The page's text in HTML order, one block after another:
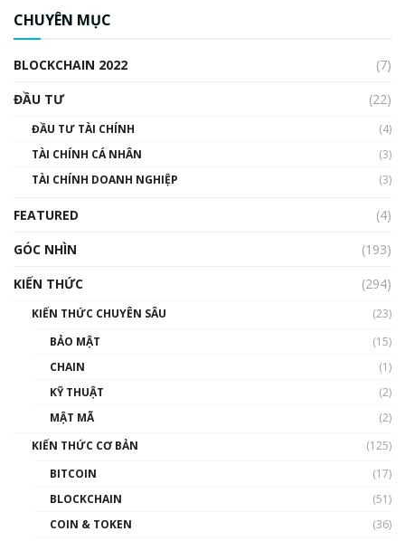
00:02:14
Nhìn lại năm 2022: Những sự kiện ảnh hưởng
đến hệ sinh thái tiền mã hoá | Phổ cập
00:43:47
như thể nào?
00:39:31
CHUYÊN MỤC
BLOCKCHAIN 2022
(7)
ĐẦU TƯ
(22)
ĐẦU TƯ TÀI CHÍNH
(4)
TÀI CHÍNH CÁ NHÂN
(3)
TÀI CHÍNH DOANH NGHIỆP
(3)
FEATURED
(4)
GÓC NHÌN
(193)
KIẾN THỨC
(294)
KIẾN THỨC CHUYÊN SÂU
(23)
BẢO MẬT
(15)
CHAIN
(1)
KỸ THUẬT
(2)
MẬT MÃ
(2)
KIẾN THỨC CƠ BẢN
(125)
BITCOIN
(17)
BLOCKCHAIN
(51)
COIN & TOKEN
(36)